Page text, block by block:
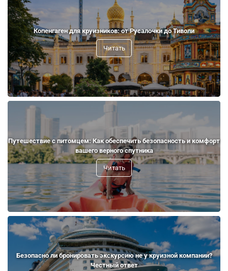
Копенгаген для круизников: от Русалочки до Тиволи
Читать
Путешествие с питомцем: Как обеспечить безопасность и комфорт
вашего верного спутника
Читать
Безопасно ли бронировать экскурсию не у круизной компании?
Честный ответ